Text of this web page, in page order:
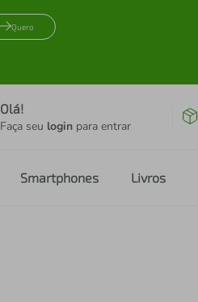
Quero
Olá!
Faça seu login para entrar
Smartphones Livros